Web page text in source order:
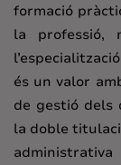
formació
la professió,
és un valor
de gestió dels
la doble